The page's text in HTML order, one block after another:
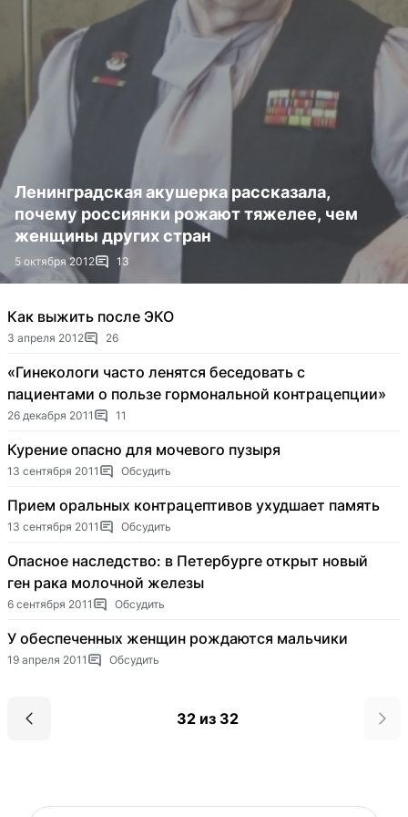
Ленинградская акушерка рассказала,
почему россиянки рожают тяжелее, чем
женщины других стран
5 октября 2012 13
Как выжить после ЭКО
3 апреля 2012 26
«Гинекологи часто ленятся беседовать с
пациентами о пользе гормональной контрацепции»
26 декабря 2011 11
Курение опасно для мочевого пузыря
13 сентября 2011 Обсудить
Прием оральных контрацептивов ухудшает память
13 сентября 2011 Обсудить
Опасное наследство: в Петербурге открыт новый
ген рака молочной железы
6 сентября 2011 Обсудить
У обеспеченных женщин рождаются мальчики
19 апреля 2011 Обсудить
32 из 32